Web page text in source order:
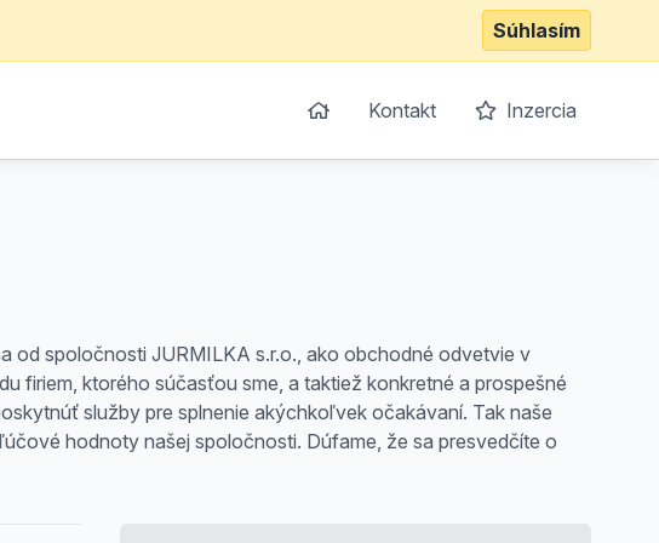
Súhlasím
Kontakt Inzercia
od spoločnosti JURMILKA s.r.o., ako obchodné odvetvie v
firiem, ktorého súčasťou sme, a taktiež konkretné a prospešné
služby pre splnenie akýchkoľvek očakávaní. Tak naše
hodnoty našej spoločnosti. Dúfame, že sa presvedčíte o